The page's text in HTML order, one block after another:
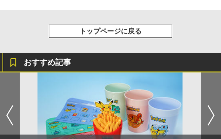
トップページに戻る
おすすめ記事